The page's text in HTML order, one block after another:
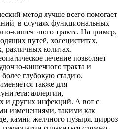
метод лучше всего помогает
в случаях функциональных
кишеч¬ного тракта. Например,
путей, холециститах,
различных колитах.
лечение позволяет
кишечного тракта и
более глубокую стадию.
также для
аллергии,
и других инфекций. А вот с
изменениями, такими как
камни желчного пузыря, цирроз